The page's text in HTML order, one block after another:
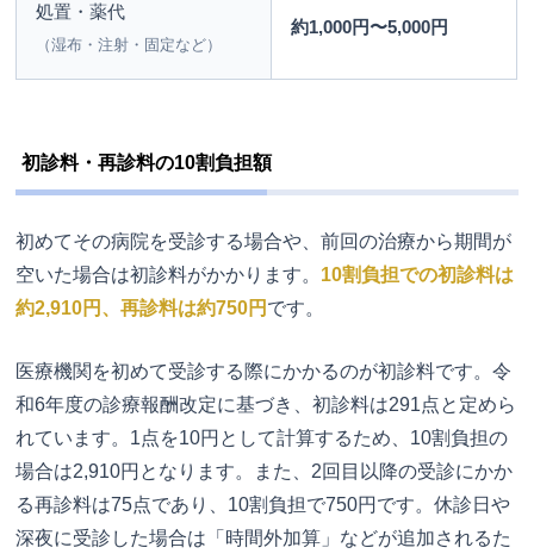
処置・薬代
（湿布・注射・固定など）
約1,000円〜5,000円
初診料・再診料の10割負担額
初めてその病院を受診する場合や、前回の治療から期間が
空いた場合は初診料がかかります。 10割負担での初診料は
約2,910円、再診料は約750円 です。
医療機関を初めて受診する際にかかるのが初診料です。令
和6年度の診療報酬改定に基づき、初診料は291点と定めら
れています。1点を10円として計算するため、10割負担の
場合は2,910円となります。また、2回目以降の受診にかか
る再診料は75点であり、10割負担で750円です。休診日や
深夜に受診した場合は「時間外加算」などが追加されるた